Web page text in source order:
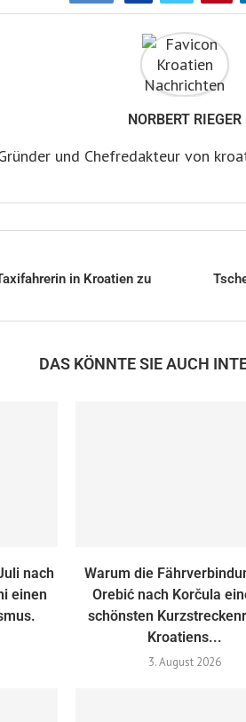
NORBERT RIEGER
und Chefredakteur von
in Kroatien zu
DAS KÖNNTE SIE AUCH
nach
einen
Warum die
Orebić nach Korčula
schönsten
Kroatiens...
3. August 2026